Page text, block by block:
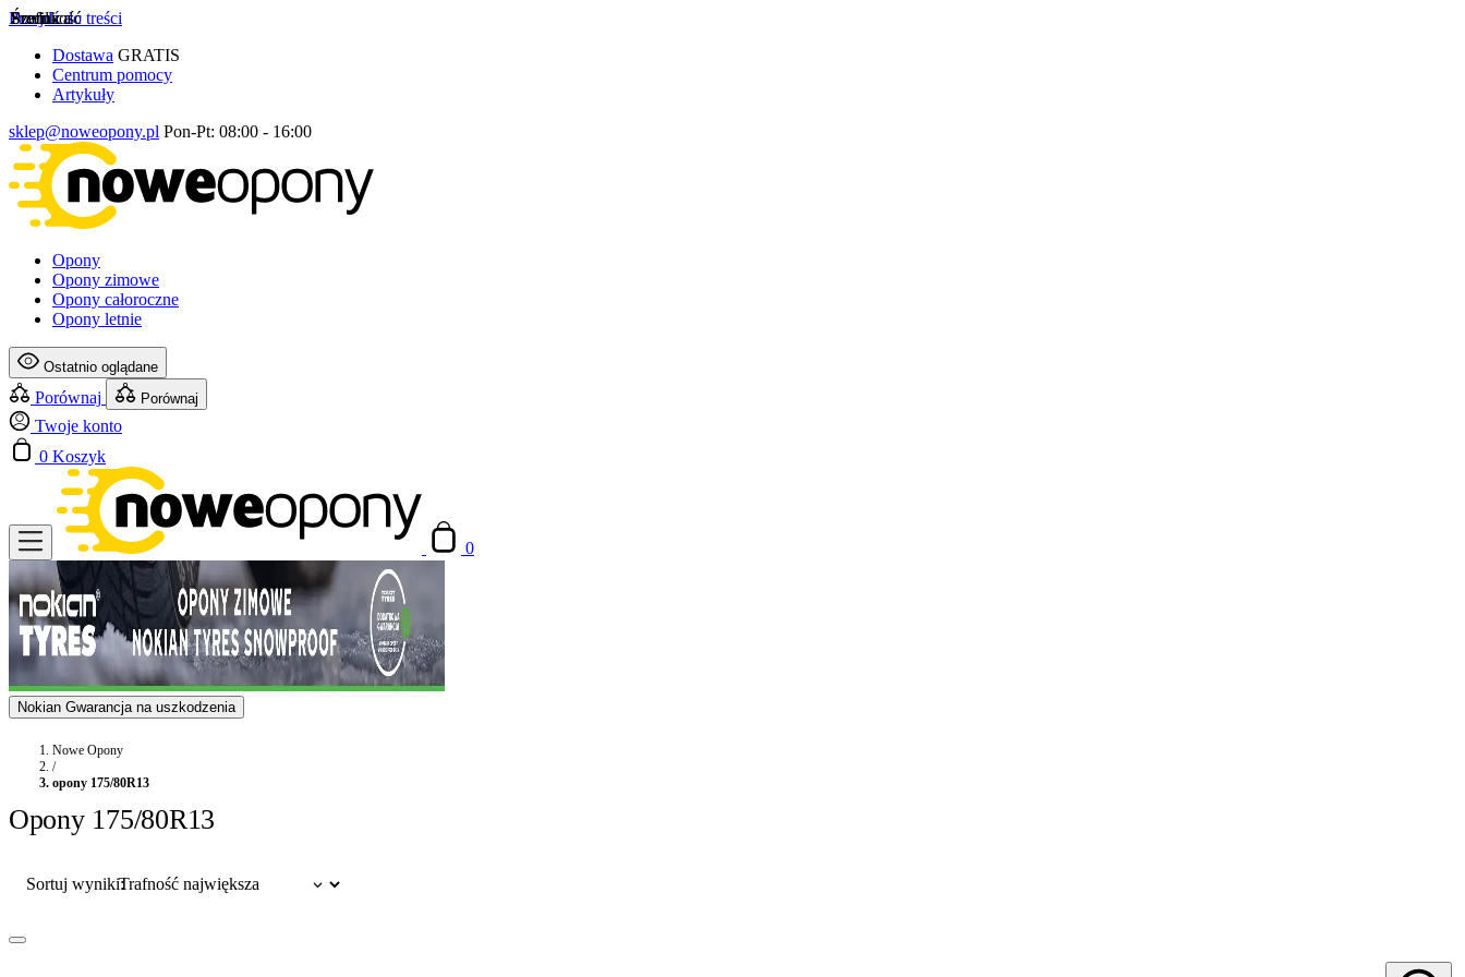
Przejdź do treści
Dostawa GRATIS
Centrum pomocy
Artykuły
sklep@noweopony.pl Pon-Pt: 08:00 - 16:00
Opony
Opony zimowe
Opony całoroczne
Opony letnie
Ostatnio oglądane
Porównaj Porównaj
Twoje konto
0 Koszyk
0
Nokian Gwarancja na uszkodzenia
Nowe Opony
/
opony 175/80R13
Opony 175/80R13
Sortuj wyniki:
Szerokość
Profil
Średnica